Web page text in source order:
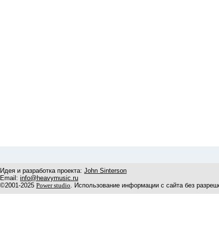
Идея и разработка проекта: John Sinterson
Email: info@heavymusic.ru
©2001-2025 Power studio. Использование информации с сайта без